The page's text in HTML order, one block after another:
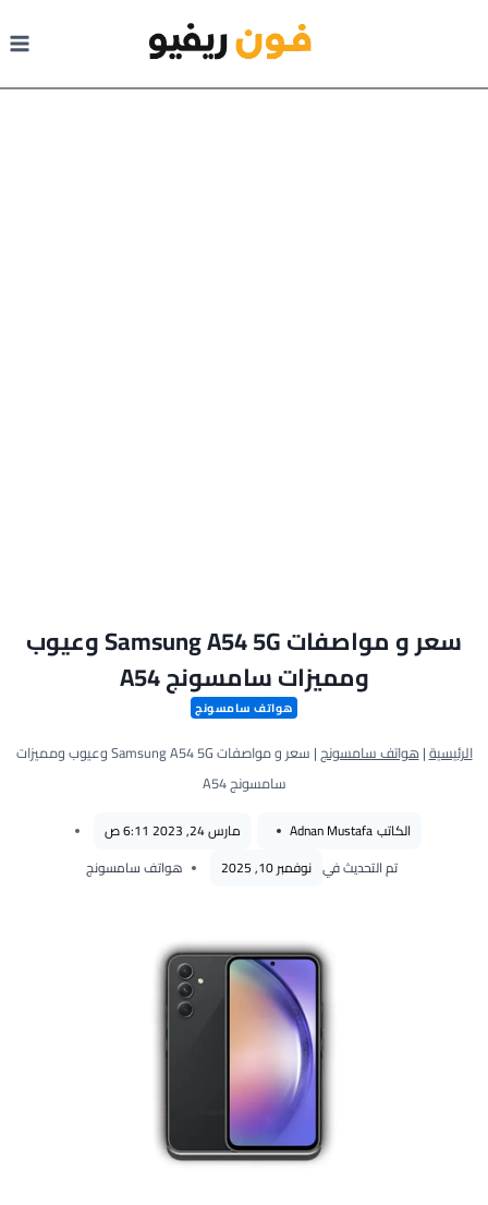
سعر و مواصفات Samsung A54 5G وعيوب
ومميزات سامسونج A54
هواتف سامسونج
الرئيسية|هواتف سامسونج|
سعر و مواصفات Samsung A54 5G وعيوب ومميزات
سامسونج A54
الكاتبAdnan Mustafa
مارس 24, 2023 6:11 ص
تم التحديث في نوفمبر 10, 2025 هواتف سامسونج